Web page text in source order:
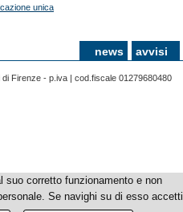
unica
news avvisi
Firenze - p.iva | cod.fiscale 01279680480
suo corretto funzionamento e non
Se navighi su di esso accetti